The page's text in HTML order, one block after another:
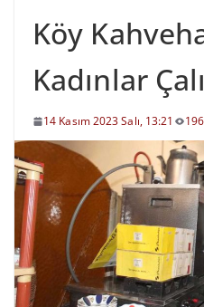
Köy
Kadınlar
14 Kasım 2023 Salı, 13:21